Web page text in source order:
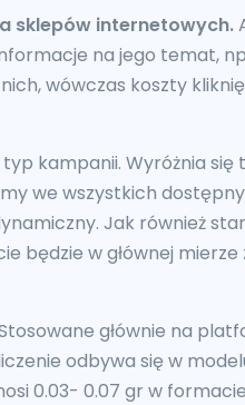
sklepów internetowych.
na jego temat,
wówczas koszty
kampanii. Wyróżnia się
we wszystkich
Jak również
będzie w głównej
głównie na
odbywa się w
0.03- 0.07 gr w